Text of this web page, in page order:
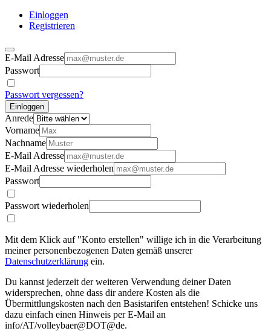
Einloggen
Registrieren
E-Mail Adresse
Passwort
Passwort vergessen?
Einloggen
Anrede
Vorname
Nachname
E-Mail Adresse
E-Mail Adresse wiederholen
Passwort
Passwort wiederholen
Mit dem Klick auf "Konto erstellen" willige ich in die Verarbeitung
meiner personenbezogenen Daten gemäß unserer
Datenschutzerklärung ein.
Du kannst jederzeit der weiteren Verwendung deiner Daten
widersprechen, ohne dass dir andere Kosten als die
Übermittlungskosten nach den Basistarifen entstehen! Schicke uns
dazu einfach einen Hinweis per E-Mail an
info/AT/volleybaer@DOT@de.